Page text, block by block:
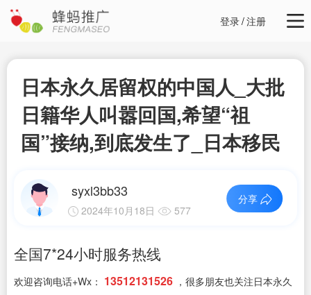
登录/注册
日本永久居留权的中国人_大批
日籍华人叫嚣回国,希望“祖
国”接纳,到底发生了_日本移民
syxl3bb33
2024年10月18日 577
分享
全国7*24小时服务热线
欢迎咨询电话+Wx： 13512131526 ，很多朋友也关注日本永久